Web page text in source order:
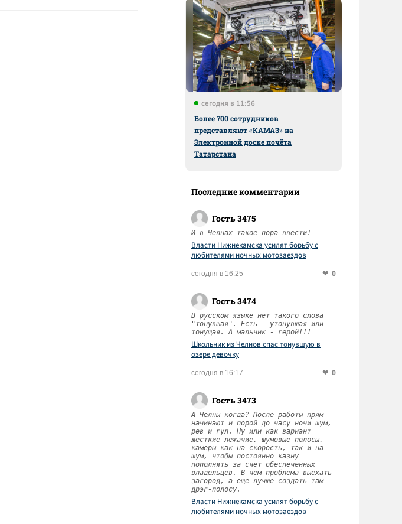
сегодня в 11:56
Более 700 сотрудников
представляют «КАМАЗ» на
Электронной доске почёта
Татарстана
Последние комментарии
Гость 3475
И в Челнах такое пора ввести!
Власти Нижнекамска усилят борьбу с
любителями ночных мотозаездов
сегодня в 16:25 0
Гость 3474
В русском языке нет такого слова
"тонувшая". Есть - утонувшая или
тонущая. А мальчик - герой!!!
Школьник из Челнов спас тонувшую в
озере девочку
сегодня в 16:17 0
Гость 3473
А Челны когда? После работы прям
начинают и порой до часу ночи шум,
рев и гул. Ну или как вариант
жесткие лежачие, шумовые полосы,
камеры как на скорость, так и на
шум, чтобы постоянно казну
пополнять за счет обеспеченных
владельцев. В чем проблема выехать
загород, а еще лучше создать там
дрэг-полосу.
Власти Нижнекамска усилят борьбу с
любителями ночных мотозаездов